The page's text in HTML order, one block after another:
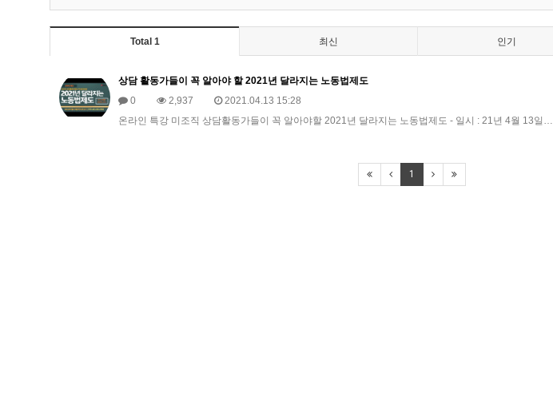
Total 1 최신 인기
상담 활동가들이 꼭 알아야 할 2021년 달라지는 노동법제도
0
2,937
2021.04.13 15:28
온라인 특강 미조직 상담활동가들이 꼭 알아야할 2021년 달라지는 노동법제도 - 일시 : 21년 4월 13일…
1